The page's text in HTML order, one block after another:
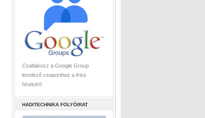
Csatlakozz a Google Group
levelező csoporthoz a friss
hírekért!
HADITECHNIKA FOLYÓIRAT